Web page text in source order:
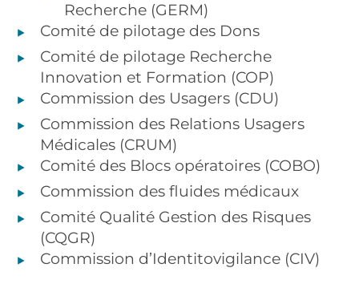
Recherche (GERM)
Comité de pilotage des Dons
Comité de pilotage Recherche
Innovation et Formation (COP)
Commission des Usagers (CDU)
Commission des Relations Usagers
Médicales (CRUM)
Comité des Blocs opératoires (COBO)
Commission des fluides médicaux
Comité Qualité Gestion des Risques
(CQGR)
Commission d’Identitovigilance (CIV)